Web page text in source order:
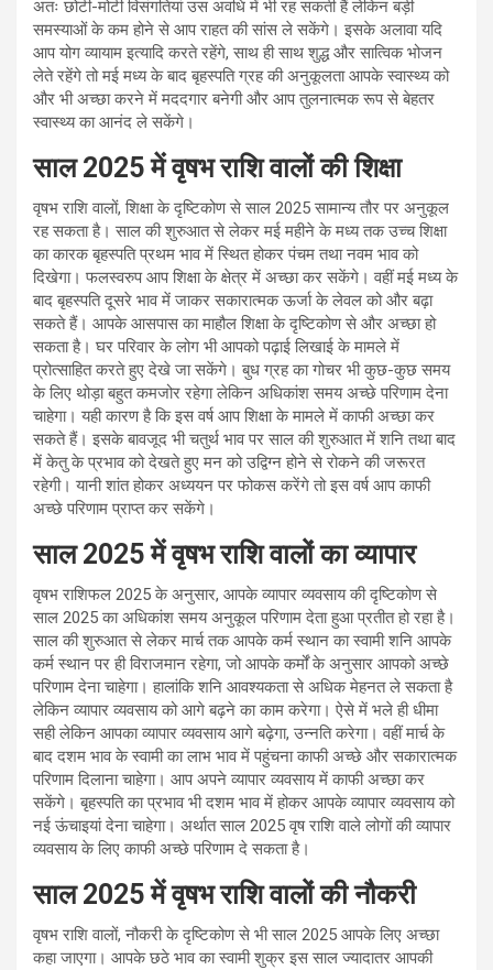
अतः छोटी-मोटी विसंगतियां उस अवधि में भी रह सकती हैं लेकिन बड़ी
समस्याओं के कम होने से आप राहत की सांस ले सकेंगे। इसके अलावा यदि
आप योग व्यायाम इत्यादि करते रहेंगे, साथ ही साथ शुद्ध और सात्विक भोजन
लेते रहेंगे तो मई मध्य के बाद बृहस्पति ग्रह की अनुकूलता आपके स्वास्थ्य को
और भी अच्छा करने में मददगार बनेगी और आप तुलनात्मक रूप से बेहतर
स्वास्थ्य का आनंद ले सकेंगे।
साल 2025 में वृषभ राशि वालों की शिक्षा
वृषभ राशि वालों, शिक्षा के दृष्टिकोण से साल 2025 सामान्य तौर पर अनुकूल
रह सकता है। साल की शुरुआत से लेकर मई महीने के मध्य तक उच्च शिक्षा
का कारक बृहस्पति प्रथम भाव में स्थित होकर पंचम तथा नवम भाव को
दिखेगा। फलस्वरुप आप शिक्षा के क्षेत्र में अच्छा कर सकेंगे। वहीं मई मध्य के
बाद बृहस्पति दूसरे भाव में जाकर सकारात्मक ऊर्जा के लेवल को और बढ़ा
सकते हैं। आपके आसपास का माहौल शिक्षा के दृष्टिकोण से और अच्छा हो
सकता है। घर परिवार के लोग भी आपको पढ़ाई लिखाई के मामले में
प्रोत्साहित करते हुए देखे जा सकेंगे। बुध ग्रह का गोचर भी कुछ-कुछ समय
के लिए थोड़ा बहुत कमजोर रहेगा लेकिन अधिकांश समय अच्छे परिणाम देना
चाहेगा। यही कारण है कि इस वर्ष आप शिक्षा के मामले में काफी अच्छा कर
सकते हैं। इसके बावजूद भी चतुर्थ भाव पर साल की शुरुआत में शनि तथा बाद
में केतु के प्रभाव को देखते हुए मन को उद्विग्न होने से रोकने की जरूरत
रहेगी। यानी शांत होकर अध्ययन पर फोकस करेंगे तो इस वर्ष आप काफी
अच्छे परिणाम प्राप्त कर सकेंगे।
साल 2025 में वृषभ राशि वालों का व्यापार
वृषभ राशिफल 2025 के अनुसार, आपके व्यापार व्यवसाय की दृष्टिकोण से
साल 2025 का अधिकांश समय अनुकूल परिणाम देता हुआ प्रतीत हो रहा है।
साल की शुरुआत से लेकर मार्च तक आपके कर्म स्थान का स्वामी शनि आपके
कर्म स्थान पर ही विराजमान रहेगा, जो आपके कर्मों के अनुसार आपको अच्छे
परिणाम देना चाहेगा। हालांकि शनि आवश्यकता से अधिक मेहनत ले सकता है
लेकिन व्यापार व्यवसाय को आगे बढ़ने का काम करेगा। ऐसे में भले ही धीमा
सही लेकिन आपका व्यापार व्यवसाय आगे बढ़ेगा, उन्नति करेगा। वहीं मार्च के
बाद दशम भाव के स्वामी का लाभ भाव में पहुंचना काफी अच्छे और सकारात्मक
परिणाम दिलाना चाहेगा। आप अपने व्यापार व्यवसाय में काफी अच्छा कर
सकेंगे। बृहस्पति का प्रभाव भी दशम भाव में होकर आपके व्यापार व्यवसाय को
नई ऊंचाइयां देना चाहेगा। अर्थात साल 2025 वृष राशि वाले लोगों की व्यापार
व्यवसाय के लिए काफी अच्छे परिणाम दे सकता है।
साल 2025 में वृषभ राशि वालों की नौकरी
वृषभ राशि वालों, नौकरी के दृष्टिकोण से भी साल 2025 आपके लिए अच्छा
कहा जाएगा। आपके छठे भाव का स्वामी शुक्र इस साल ज्यादातर आपकी